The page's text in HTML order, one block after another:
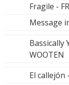
Fragile -
Message
Bassically
WOOTEN
El callejón